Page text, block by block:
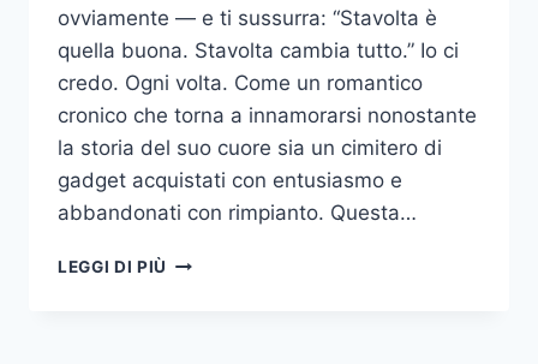
ovviamente — e ti sussurra: “Stavolta è
quella buona. Stavolta cambia tutto.” Io ci
credo. Ogni volta. Come un romantico
cronico che torna a innamorarsi nonostante
la storia del suo cuore sia un cimitero di
gadget acquistati con entusiasmo e
abbandonati con rimpianto. Questa…
LEGGI DI PIÙ DISAVVENTURE